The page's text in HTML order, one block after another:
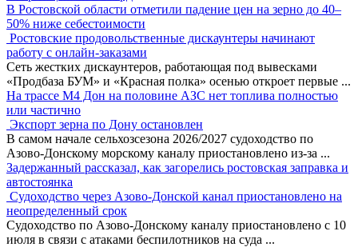
В Ростовской области отметили падение цен на зерно до 40–
50% ниже себестоимости
Ростовские продовольственные дискаунтеры начинают
работу с онлайн-заказами
Сеть жестких дискаунтеров, работающая под вывесками
«Продбаза БУМ» и «Красная полка» осенью откроет первые ...
На трассе М4 Дон на половине АЗС нет топлива полностью
или частично
Экспорт зерна по Дону остановлен
В самом начале сельхозсезона 2026/2027 судоходство по
Азово-Донскому морскому каналу приостановлено из-за ...
Задержанный рассказал, как загорелись ростовская заправка и
автостоянка
Судоходство через Азово-Донской канал приостановлено на
неопределенный срок
Судоходство по Азово-Донскому каналу приостановлено с 10
июля в связи с атаками беспилотников на суда ...